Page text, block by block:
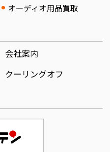
オーディオ用品買取
会社案内
クーリングオフ